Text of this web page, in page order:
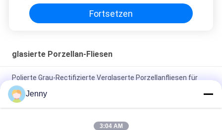
Fortsetzen
glasierte Porzellan-Fliesen
Polierte Grau-Rectifizierte Verglaserte Porzellanfliesen für
Wohn- / Gewerbezwecke
Glanzverglasete, gerechte Porzellanfliesen mit polierten
Oberflächen mit geringer Wasserabsorption PEI 4
Jenny
3:04 AM